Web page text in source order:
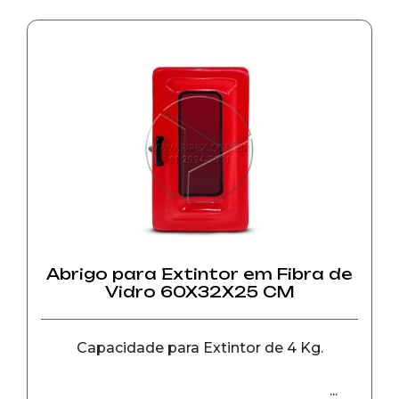
Profundidade = 55 cm.
até 20 kg.
Abrigo para Extintor em Fibra de
Vidro 60X32X25 CM
Capacidade para Extintor de 4 Kg.